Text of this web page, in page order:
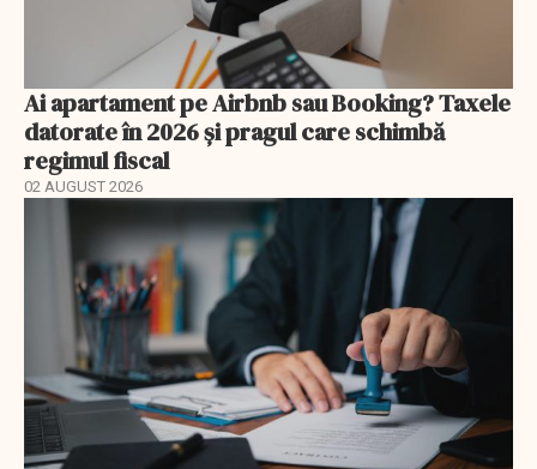
Ai apartament pe Airbnb sau Booking? Taxele
datorate în 2026 și pragul care schimbă
regimul fiscal
02 AUGUST 2026